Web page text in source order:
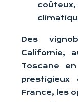
coûteux,
Des
Californie,
Toscane
prestigieux
France, les